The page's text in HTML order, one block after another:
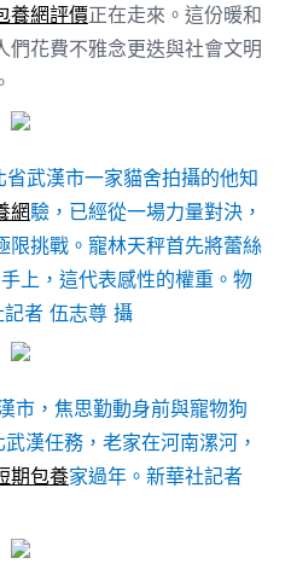
養網評價正在走來。這份暖和
們花費不雅念更迭與社會文明
省武漢市一家貓舍拍攝的他知
網驗，已經從一場力量對決，
限挑戰。寵林天秤首先將蕾絲
上，這代表感性的權重。物
記者 伍志尊 攝
市，焦思勤動身前與寵物狗
漢任務，老家在河南漯河，
期包養家過年。新華社記者